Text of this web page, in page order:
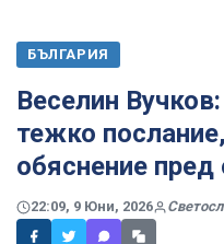
БЪЛГАРИЯ
Веселин
тежко
обяснение
22:09, 9 Юни, 2026